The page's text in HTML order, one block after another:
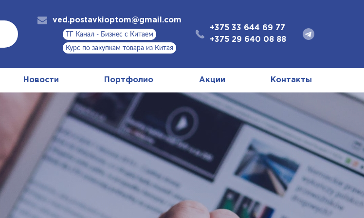
ved.postavkioptom@gmail.com
ТГ Канал - Бизнес с Китаем
Курс по закупкам товара из Китая
+375 33 644 69 77
+375 29 640 08 88
Новости Портфолио Акции Контакты